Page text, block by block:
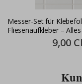
Messer-Set für
Fliesenaufkleber –
Special
Price
9,00